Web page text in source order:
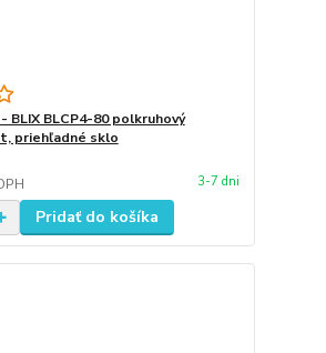
BLIX BLCP4-80 polkruhový
priehľadné sklo
3-7 dni
Pridať do košíka